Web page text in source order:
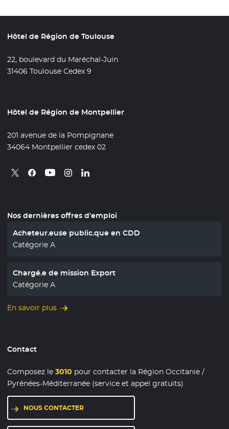
Hôtel de Région de Toulouse
22, boulevard du Maréchal-Juin
31406 Toulouse Cedex 9
Hôtel de Région de Montpellier
201 avenue de la Pompignane
34064 Montpellier cedex 02
Retrouvez nous sur X
- Nouvelle fenêtre
Retrouvez nous sur Facebook
- Nouvelle fenêtre
Retrouvez nous sur Youtube
- Nouvelle fenêtre
Retrouvez nous sur Instagram
- Nouvelle fenêtre
Retrouvez nous sur Linkedin
- Nouvelle fenêtre
Nos dernières offres d'emploi
Acheteur.euse public.que en CDD
Catégorie A
Chargé.e de mission Export
Catégorie A
En savoir plus
Contact
Composez le3010 pour contacter la Région Occitanie /
Pyrénées-Méditerranée (service et appel gratuits)
NOUS CONTACTER